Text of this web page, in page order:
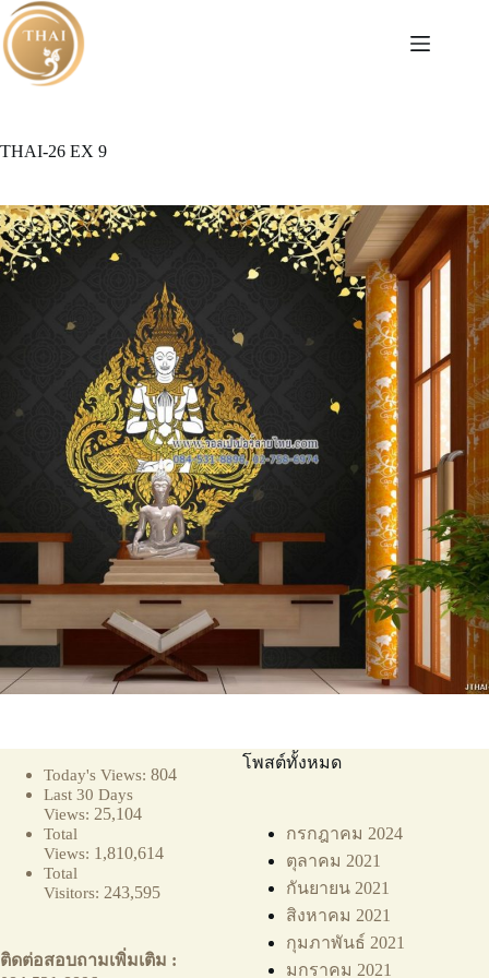
Skip
to
content
THAI-26 EX 9
Today's Views: 804
Last 30 Days
Views: 25,104
Total
Views: 1,810,614
Total
Visitors: 243,595
ติดต่อสอบถามเพิ่มเติม :
โพสต์ทั้งหมด
กรกฎาคม 2024
ตุลาคม 2021
กันยายน 2021
สิงหาคม 2021
กุมภาพันธ์ 2021
มกราคม 2021